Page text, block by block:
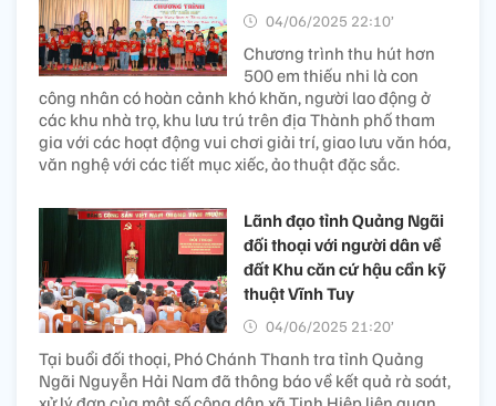
04/06/2025 22:10’
Chương trình thu hút hơn
500 em thiếu nhi là con
công nhân có hoàn cảnh khó khăn, người lao động ở
các khu nhà trọ, khu lưu trú trên địa Thành phố tham
gia với các hoạt động vui chơi giải trí, giao lưu văn hóa,
văn nghệ với các tiết mục xiếc, ảo thuật đặc sắc.
Lãnh đạo tỉnh Quảng Ngãi
đối thoại với người dân về
đất Khu căn cứ hậu cần kỹ
thuật Vĩnh Tuy
04/06/2025 21:20’
Tại buổi đối thoại, Phó Chánh Thanh tra tỉnh Quảng
Ngãi Nguyễn Hải Nam đã thông báo về kết quả rà soát,